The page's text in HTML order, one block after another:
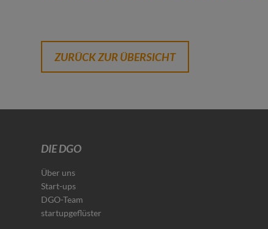
ZURÜCK ZUR ÜBERSICHT
DIE DGO
Über uns
Start-ups
DGO-Team
startupgeflüster